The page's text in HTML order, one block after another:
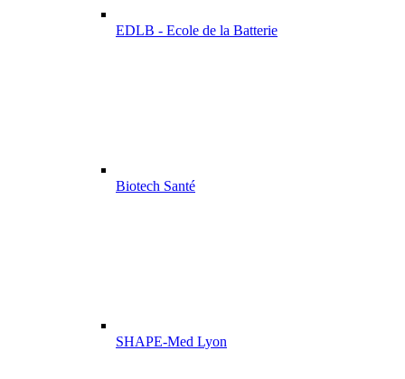
EDLB - Ecole de la Batterie
Biotech Santé
SHAPE-Med Lyon